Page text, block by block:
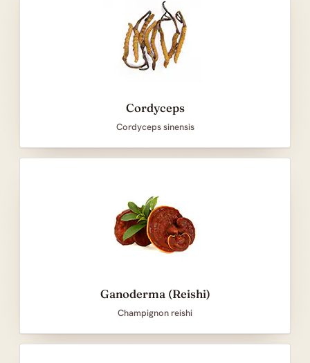
Cordyceps
Cordyceps sinensis
Ganoderma (Reishi)
Champignon reishi